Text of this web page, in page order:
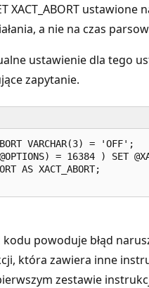
XACT_ABORT ustawione
a nie na czas
ustawienie dla tego
zapytanie.
VARCHAR(3) = 'OFF';
= 16384 ) SET
AS XACT_ABORT;
kodu powoduje błąd
która zawiera inne
zestawie